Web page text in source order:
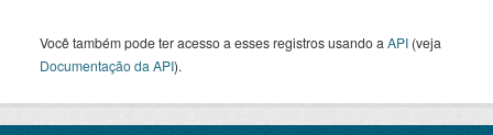
Você também pode ter acesso a esses registros usando a API (veja
Documentação da API).